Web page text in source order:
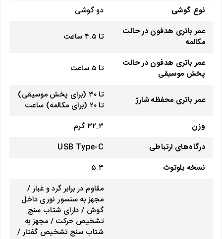
نوع گوشی
دو گوشی
عمر باتری هدفون در حالت
مکالمه
تا ۴.۵ ساعت
عمر باتری هدفون در حالت
پخش موسیقی
تا ۵ ساعت
عمر باتری محفظه شارژ
تا ۳۰ (برای پخش موسیقی)
تا ۲۰ (برای مکالمه) ساعت
وزن
۳۲.۳ گرم
درگاه‌های ارتباطی
USB Type-C
نسخه بلوتوث
۵.۳
مقاوم در برابر گرد و غبار /
مجهز به سنسور نوری داخل
گوش / دارای شتاب سنج
تشخیص حرکت / مجهز به
شتاب سنج تشخیص گفتار /